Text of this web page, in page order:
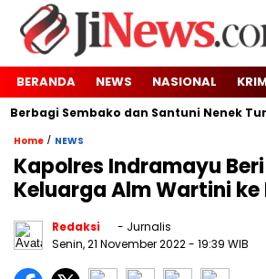
BERANDA NEWS NASIONAL
Sembako dan Santuni Nenek Tuna
Home / NEWS
Kapolres Indramayu
Keluarga Alm Wartini ke
Redaksi
- Jurnalis
Senin, 21 November 2022- 19:39 WIB